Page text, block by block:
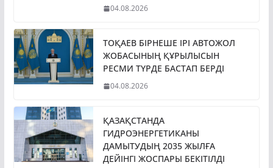
04.08.2026
ТОҚАЕВ БІРНЕШЕ ІРІ АВТОЖОЛ
ЖОБАСЫНЫҢ ҚҰРЫЛЫСЫН
РЕСМИ ТҮРДЕ БАСТАП БЕРДІ
04.08.2026
ҚАЗАҚСТАНДА
ГИДРОЭНЕРГЕТИКАНЫ
ДАМЫТУДЫҢ 2035 ЖЫЛҒА
ДЕЙІНГІ ЖОСПАРЫ БЕКІТІЛДІ